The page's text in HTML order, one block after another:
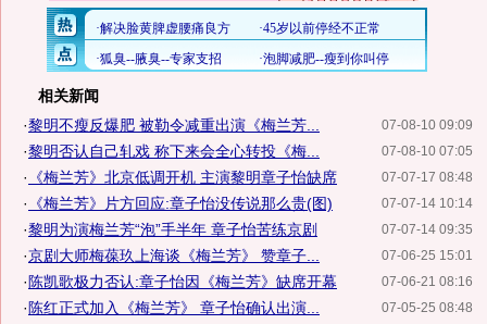
相关新闻
07-08-10 09:09
·黎明不瘦反爆肥 被勒令减重出演《梅兰芳...
07-08-10 07:05
·黎明否认自己轧戏 称下来会全心转投《梅...
07-07-17 08:48
· 《梅兰芳》北京低调开机 主演黎明章子怡缺席
07-07-14 10:14
· 《梅兰芳》片方回应:章子怡没传说那么贵(图)
07-07-14 09:35
·黎明为演梅兰芳“泡”手半年 章子怡苦练京剧
07-06-25 15:01
·京剧大师梅葆玖上海谈《梅兰芳》 赞章子...
07-06-21 08:16
· 陈凯歌极力否认:章子怡因《梅兰芳》缺席开幕
07-05-25 08:48
· 陈红正式加入《梅兰芳》 章子怡确认出演...